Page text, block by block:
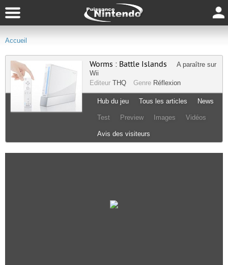
Accueil
Worms : Battle Islands
A paraître sur
Wii
Editeur THQ Genre Réflexion
Hub du jeu Tous les articles News
Test Preview Images Vidéos
Avis des visiteurs